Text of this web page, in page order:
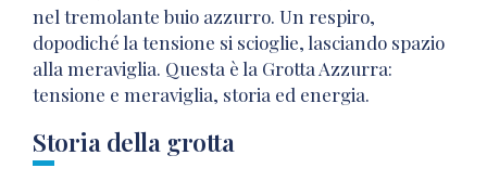
nel tremolante buio azzurro. Un respiro,
dopodiché la tensione si scioglie, lasciando spazio
alla meraviglia. Questa è la Grotta Azzurra:
tensione e meraviglia, storia ed energia.
Storia della grotta